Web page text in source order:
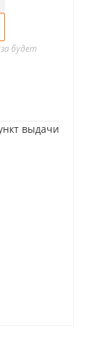
будет
выдачи